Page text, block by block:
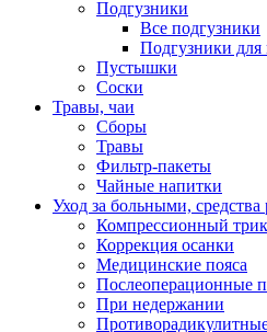
Подгузники
Все подгузники
Подгузники для
Пустышки
Соски
Травы, чаи
Сборы
Травы
Фильтр-пакеты
Чайные напитки
Уход за больными, средства
Компрессионный
Коррекция осанки
Медицинские пояса
Послеоперационные
При недержании